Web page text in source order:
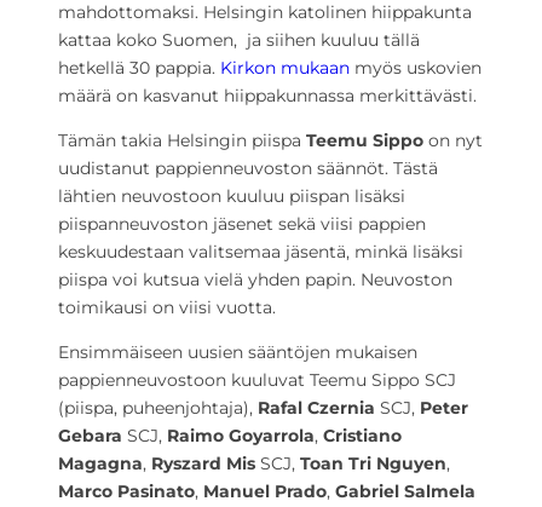
mahdottomaksi. Helsingin katolinen hiippakunta
kattaa koko Suomen, ja siihen kuuluu tällä
hetkellä 30 pappia. Kirkon mukaan myös uskovien
määrä on kasvanut hiippakunnassa merkittävästi.
Tämän takia Helsingin piispa Teemu Sippo on nyt
uudistanut pappienneuvoston säännöt. Tästä
lähtien neuvostoon kuuluu piispan lisäksi
piispanneuvoston jäsenet sekä viisi pappien
keskuudestaan valitsemaa jäsentä, minkä lisäksi
piispa voi kutsua vielä yhden papin. Neuvoston
toimikausi on viisi vuotta.
Ensimmäiseen uusien sääntöjen mukaisen
pappienneuvostoon kuuluvat Teemu Sippo SCJ
(piispa, puheenjohtaja), Rafal Czernia SCJ, Peter
Gebara SCJ, Raimo Goyarrola, Cristiano
Magagna, Ryszard Mis SCJ, Toan Tri Nguyen,
Marco Pasinato, Manuel Prado, Gabriel Salmela